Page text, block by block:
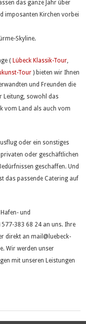
das ganze Jahr über
imposanten Kirchen vorbei
Skyline.
(Lübeck Klassik-Tour
Tour ) bieten wir Ihnen
und Freunden die
Leitung, sowohl das
vom Land als auch vom
oder ein sonstiges
oder geschäftlichen
geschaffen. Und
das passende Catering auf
und
383 68 24 an uns. Ihre
direkt an mail@luebeck-
Wir werden unser
mit unseren Leistungen